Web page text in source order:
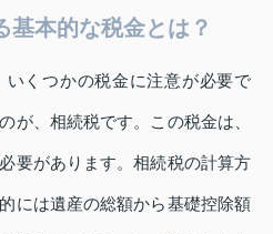
基本的な税金とは？
くつかの税金に注意が必要で
が、相続税です。この税金は、
要があります。相続税の計算方
には遺産の総額から基礎控除額